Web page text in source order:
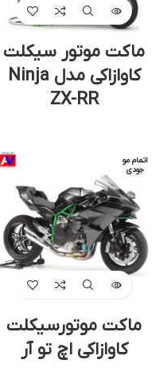
ماکت موتور سیکلت
کاوازاکی مدل Ninja
ZX-RR
اتمام مو
جودی
ماکت موتورسیکلت
کاوازاکی اچ تو آر